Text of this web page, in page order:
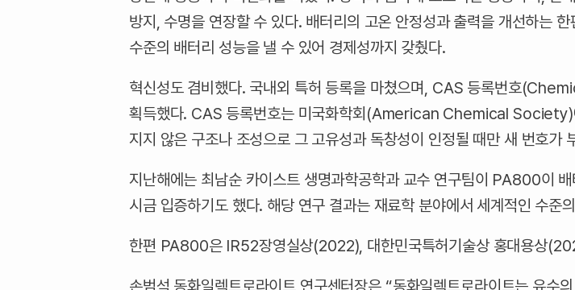
방지, 수명을 연장할 수 있다. 배터리의 고온 안정성과 출력을 개선하는
수준의 배터리 성능을 낼 수 있어 경제성까지 갖췄다.
혁신성도 겸비했다. 국내외 특허 등록을 마쳤으며, CAS 등록번호
획득했다. CAS 등록번호는 미국화학회(American Chemical Society)
지지 않은 구조나 조성으로 그 고유성과 독창성이 인정될 때만 새 번호가
지난해에는 최남순 카이스트 생명과학공학과 교수 연구팀이 PA800이
시금 입증하기도 했다. 해당 연구 결과는 재료학 분야에서 세계적인 수준
한편 PA800은 IR52장영실상(2022), 대한민국특허기술상 홍대용상
손범석 동화일렉트로라이트 연구센터장은 “동화일렉트로라이트는 유수